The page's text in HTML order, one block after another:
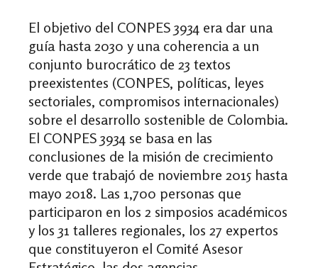
El objetivo del CONPES 3934 era dar una
guía hasta 2030 y una coherencia a un
conjunto burocrático de 23 textos
preexistentes (CONPES, políticas, leyes
sectoriales, compromisos internacionales)
sobre el desarrollo sostenible de Colombia.
El CONPES 3934 se basa en las
conclusiones de la misión de crecimiento
verde que trabajó de noviembre 2015 hasta
mayo 2018. Las 1,700 personas que
participaron en los 2 simposios académicos
y los 31 talleres regionales, los 27 expertos
que constituyeron el Comité Asesor